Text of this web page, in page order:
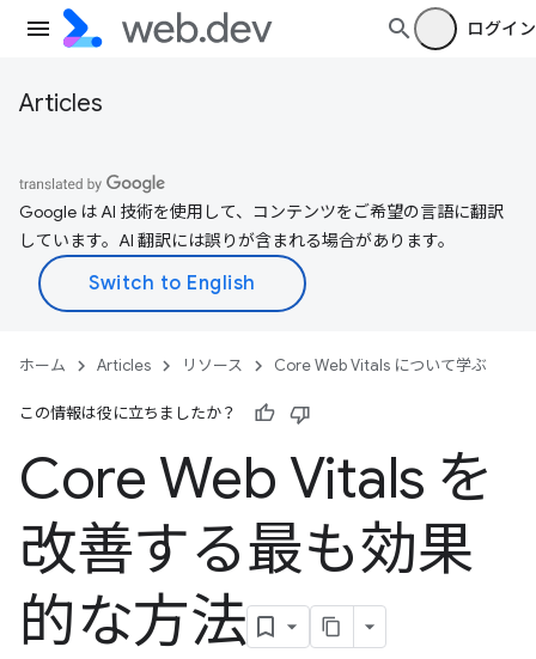
ログイン
Articles
Google は AI 技術を使用して、コンテンツをご希望の言語に翻訳
しています。AI 翻訳には誤りが含まれる場合があります。
ホーム Articles リソース Core Web Vitals について学ぶ
この情報は役に立ちましたか？
Core Web Vitals を
改善する最も効果
的な方法